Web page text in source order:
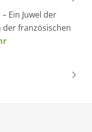
Ein Juwel der
der französischen